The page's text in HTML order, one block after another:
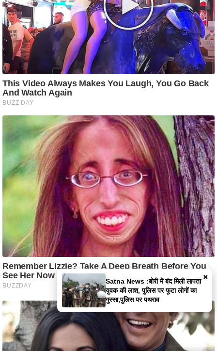
×
Satna News :बोरी में बंद मिली लापता
युवक की लाश, पुलिस पर फूटा लोगों का
गुस्सा,पुलिस पर पथराव